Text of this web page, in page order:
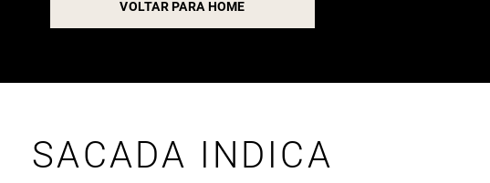
VOLTAR PARA HOME
SACADA INDICA